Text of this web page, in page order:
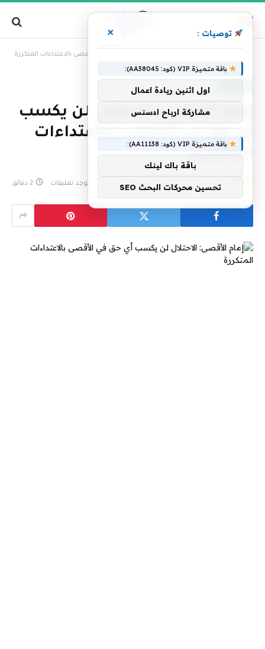
إمام الأقصى: الاحتلال لن يكسب أي حق في الأقصى بالاعتداءات المتكررة
إمام الأقصى: الاحتلال لن يكسب
أي حق في الأقصى بالاعتداءات
المتكررة
بواسطة فريق التحرير لا توجد تعليقات 2 دقائق
توصيات : ×
باقة متميزة VIP (كود: AA38045):
اول اثنين ريادة اعمال
مشاركة ارباح ادسنس
باقة متميزة VIP (كود: AA11138):
باقة باك لينك
تحسين محركات البحث SEO